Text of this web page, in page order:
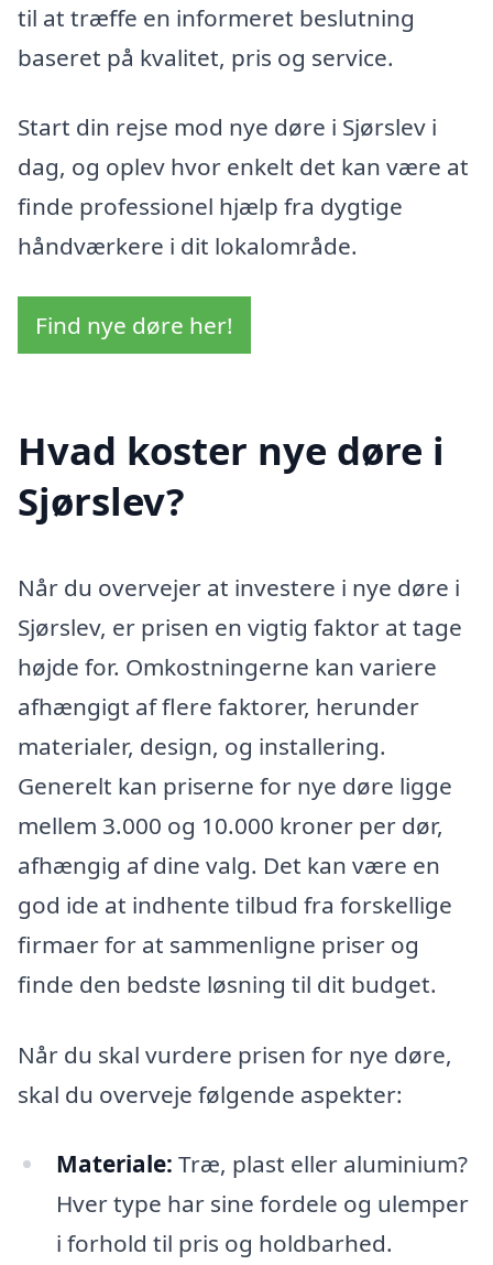
til at træffe en informeret beslutning
baseret på kvalitet, pris og service.
Start din rejse mod nye døre i Sjørslev i
dag, og oplev hvor enkelt det kan være at
finde professionel hjælp fra dygtige
håndværkere i dit lokalområde.
Find nye døre her!
Hvad koster nye døre i
Sjørslev?
Når du overvejer at investere i nye døre i
Sjørslev, er prisen en vigtig faktor at tage
højde for. Omkostningerne kan variere
afhængigt af flere faktorer, herunder
materialer, design, og installering.
Generelt kan priserne for nye døre ligge
mellem 3.000 og 10.000 kroner per dør,
afhængig af dine valg. Det kan være en
god ide at indhente tilbud fra forskellige
firmaer for at sammenligne priser og
finde den bedste løsning til dit budget.
Når du skal vurdere prisen for nye døre,
skal du overveje følgende aspekter:
Materiale: Træ, plast eller aluminium?
Hver type har sine fordele og ulemper
i forhold til pris og holdbarhed.